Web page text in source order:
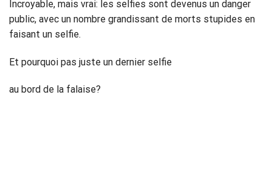
Incroyable, mais vrai: les selfies sont devenus un danger
public, avec un nombre grandissant de morts stupides en
faisant un selfie.
Et pourquoi pas juste un dernier selfie
au bord de la falaise?